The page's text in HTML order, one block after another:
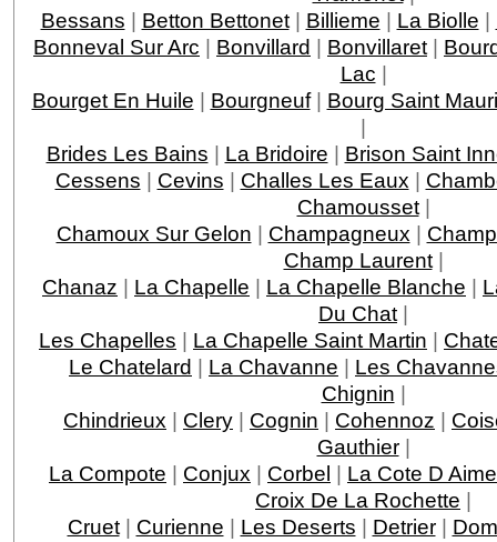
Bessans | Betton Bettonet| Billieme | La Biolle |
Bonneval Sur Arc | Bonvillard | Bonvillaret |
Lac |
Bourget En Huile | Bourgneuf| Bourg Saint
|
Brides Les Bains | La Bridoire | Brison Saint
Cessens | Cevins | Challes Les Eaux |
Chamousset|
Chamoux Sur Gelon | Champagneux |
Champ Laurent|
Chanaz | La Chapelle | La Chapelle Blanche |
Du Chat |
Les Chapelles | La Chapelle Saint Martin |
Le Chatelard | La Chavanne | Les
Chignin |
Chindrieux | Clery | Cognin | Cohennoz |
Gauthier|
La Compote | Conjux | Corbel | La Cote D Aime
Croix De La Rochette |
Cruet| Curienne | Les Deserts | Detrier|